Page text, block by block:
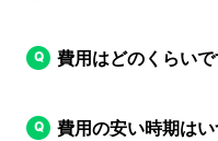
費用はどのくらいで
費用の安い時期はい